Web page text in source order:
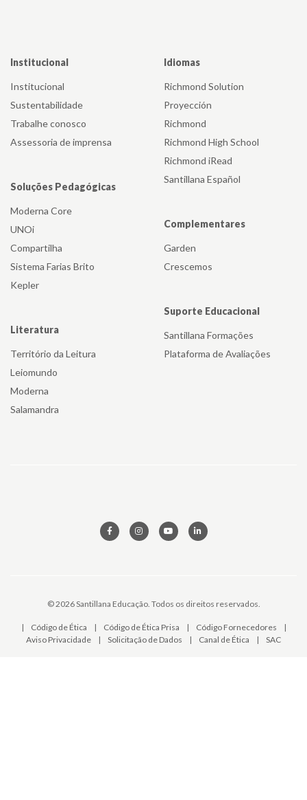
Institucional
Institucional
Sustentabilidade
Trabalhe conosco
Assessoria de imprensa
Soluções Pedagógicas
Moderna Core
UNOi
Compartilha
Sistema Farias Brito
Kepler
Literatura
Território da Leitura
Leiomundo
Moderna
Salamandra
Idiomas
Richmond Solution
Proyección
Richmond
Richmond High School
Richmond iRead
Santillana Español
Complementares
Garden
Crescemos
Suporte Educacional
Santillana Formações
Plataforma de Avaliações
© 2026 Santillana Educação. Todos os direitos reservados.
| Código de Ética | Código de Ética Prisa | Código Fornecedores
|
Aviso Privacidade
| Solicitação de Dados | Canal de Ética | SAC